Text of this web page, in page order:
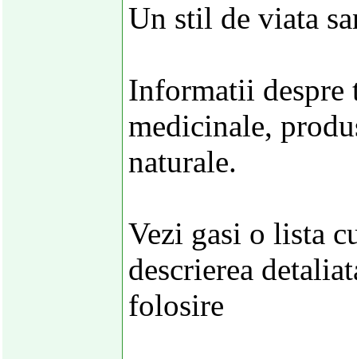
Un stil de viata
Informatii despre
medicinale,
naturale.
Vezi gasi o lista
descrierea
folosire